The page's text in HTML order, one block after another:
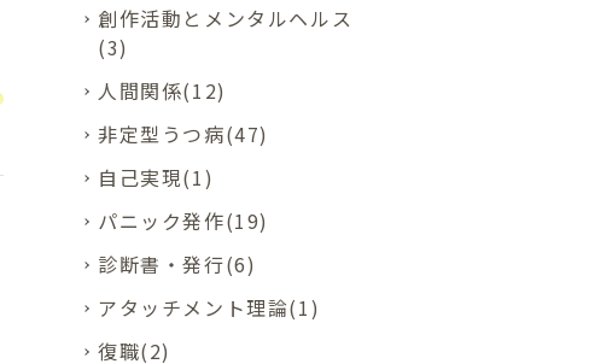
創作活動とメンタルヘルス
(3)
人間関係(12)
非定型うつ病(47)
自己実現(1)
パニック発作(19)
診断書・発行(6)
アタッチメント理論(1)
復職(2)